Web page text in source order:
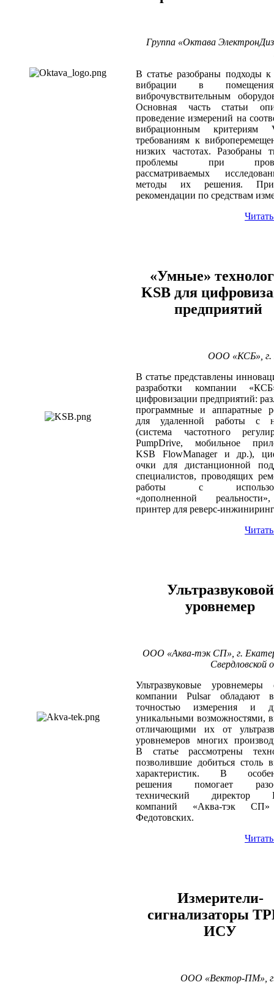
Группа «Октава
В статье разобраны подходы к
вибрации в
виброчувствительным
Основная часть статьи
проведение измерений на
вибрационным
требованиям к
низких частотах. Разобраны
проблемы при
рассматриваемых
методы их решения.
рекомендации по средствам
«Умные»
KSB для
предприятий
ООО «КСБ», г.
В статье представлены
разработки компании
цифровизации предприятий:
программные и аппаратные
для удаленной работы с
(система частотного
PumpDrive, мобильное
KSB FlowManager и др.),
очки для дистанционной
специалистов, проводящих
работы с
«дополненной
принтер для реверс-
Ультразвуковой
уровнемер
ООО «Аква-тэк СП», г.
Свердловской
Ультразвуковые
компании Pulsar обладают
точностью измерения и
уникальными возможностями,
отличающими их от
уровнемеров многих
В статье рассмотрены
позволившие добиться столь
характеристик. В
решения помогает
технический директор
компаний «Аква-тэк
Федотовских.
Измерители-
сигнализаторы
ИСУ
ООО «Вектор-ПМ»,